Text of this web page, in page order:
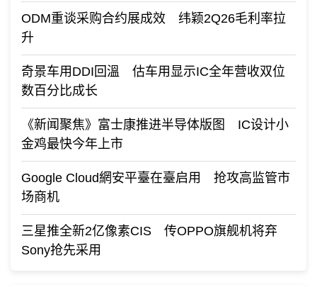
ODM重谈采购合约展成效 纬颖2Q26毛利率拉
升
奇景车用DDI回溫 估车用显示IC全年营收双位
数百分比成长
《新闻聚焦》富士康推进半导体版图 IC设计小
金鸡最快今年上市
Google Cloud網安平臺在臺启用 抢攻高监管市
场商机
三星推全新2亿像素CIS 传OPPO旗舰机将弃
Sony抢先采用